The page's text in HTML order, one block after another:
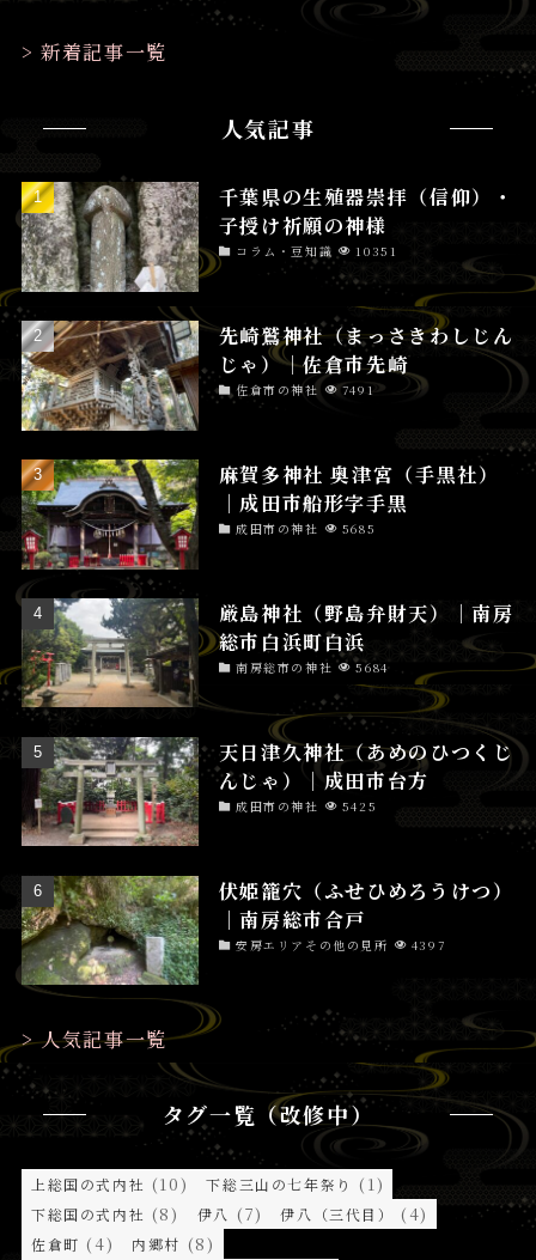
> 新着記事一覧
人気記事
千葉県の生殖器崇拝（信仰）・
子授け祈願の神様
コラム・豆知識 10351
先崎鷲神社（まっさきわしじん
じゃ）│佐倉市先崎
佐倉市の神社 7491
麻賀多神社 奥津宮（手黒社）
│成田市船形字手黒
成田市の神社 5685
厳島神社（野島弁財天）│南房
総市白浜町白浜
南房総市の神社 5684
天日津久神社（あめのひつくじ
んじゃ）│成田市台方
成田市の神社 5425
伏姫籠穴（ふせひめろうけつ）
│南房総市合戸
安房エリアその他の見所 4397
> 人気記事一覧
タグ一覧（改修中）
上総国の式内社 (10) 下総三山の七年祭り (1)
下総国の式内社 (8) 伊八 (7) 伊八（三代目） (4)
佐倉町 (4) 内郷村 (8)